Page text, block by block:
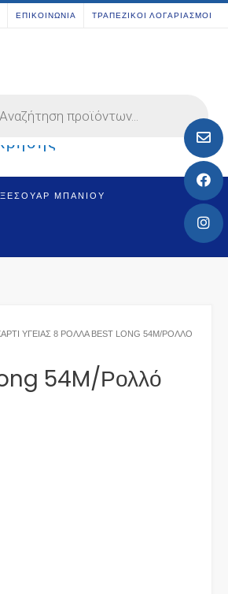
ΕΠΙΚΟΙΝΩΝΙΑ ΤΡΑΠΕΖΙΚΟΙ ΛΟΓΑΡΙΑΣΜΟΙ
ΜΠΆΝΙΟΥ
ΥΓΕΊΑΣ 8 ΡΟΛΛΆ BEST LONG 54M/ΡΟΛΛΌ
54M/Ρολλό